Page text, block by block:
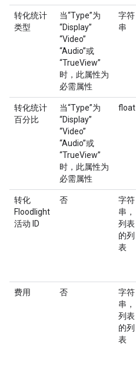
转化统计
类型
当“Type”为
“Display”
“Video”
“Audio”或
“TrueView”
时，此属性为
必需属性
字符
串
转化统计
百分比
当“Type”为
“Display”
“Video”
“Audio”或
“TrueView”
时，此属性为
必需属性
float
转化
Floodlight
活动 ID
否
字符
串，
列表
的列
表
费用 否
字符
串，
列表
的列
表